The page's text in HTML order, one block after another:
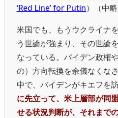
‘Red Line’ for Putin）（中略
米国でも、もうウクライナ
う世論が強まり、その世論
なっている。バイデン政権
の）方向転換を余儀なくな
中で、バイデンがキエフを
に先立って、米上層部が同
せる状況判断が、それまで